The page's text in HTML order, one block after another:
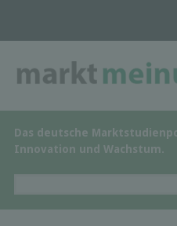
Das deutsche
Innovation und Wachstum.